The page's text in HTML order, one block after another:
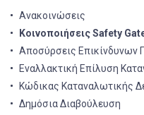
Ανακοινώσεις
Κοινοποιήσεις Safety
Αποσύρσεις Επικίνδυνων
Εναλλακτική Επίλυση
Κώδικας Καταναλωτικής
Δημόσια Διαβούλευση